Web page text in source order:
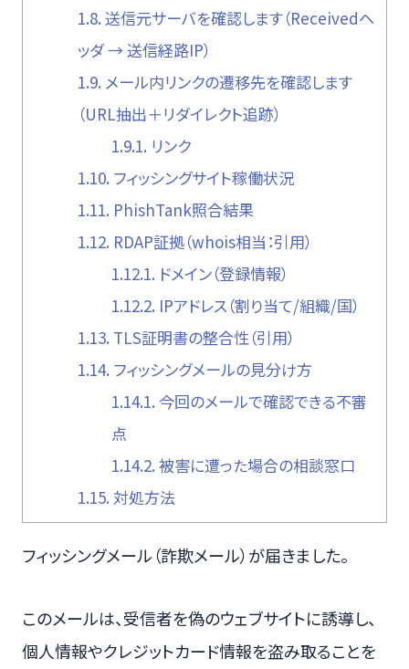
1.8. 送信元サーバを確認します（Receivedヘ
ッダ → 送信経路IP）
1.9. メール内リンクの遷移先を確認します
（URL抽出＋リダイレクト追跡）
1.9.1. リンク
1.10. フィッシングサイト稼働状況
1.11. PhishTank照合結果
1.12. RDAP証拠（whois相当：引用）
1.12.1. ドメイン（登録情報）
1.12.2. IPアドレス（割り当て/組織/国）
1.13. TLS証明書の整合性（引用）
1.14. フィッシングメールの見分け方
1.14.1. 今回のメールで確認できる不審
点
1.14.2. 被害に遭った場合の相談窓口
1.15. 対処方法
フィッシングメール（詐欺メール）が届きました。
このメールは、受信者を偽のウェブサイトに誘導し、
個人情報やクレジットカード情報を盗み取ることを